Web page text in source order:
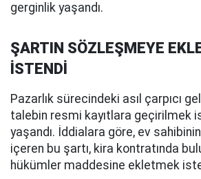
gerginlik yaşandı.
ŞARTIN SÖZLEŞMEYE
İSTENDİ
Pazarlık sürecindeki asıl çarpıcı
talebin resmi kayıtlara geçirilmek
yaşandı. İddialara göre, ev
içeren bu şartı, kira kontratında
hükümler maddesine ekletmek